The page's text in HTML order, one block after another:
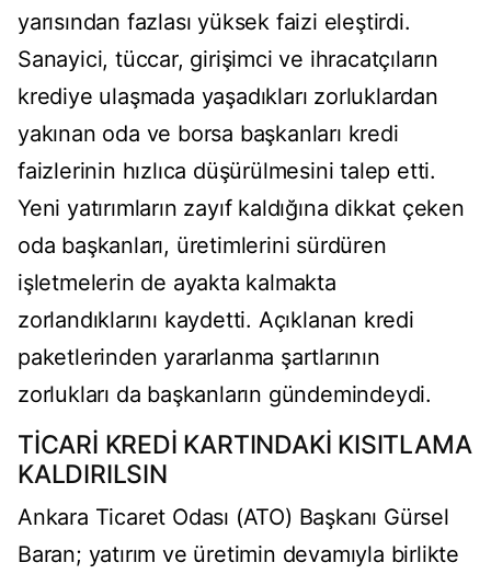
yarısından fazlası yüksek faizi eleştirdi.
Sanayici, tüccar, girişimci ve ihracatçıların
krediye ulaşmada yaşadıkları zorluklardan
yakınan oda ve borsa başkanları kredi
faizlerinin hızlıca düşürülmesini talep etti.
Yeni yatırımların zayıf kaldığına dikkat çeken
oda başkanları, üretimlerini sürdüren
işletmelerin de ayakta kalmakta
zorlandıklarını kaydetti. Açıklanan kredi
paketlerinden yararlanma şartlarının
zorlukları da başkanların gündemindeydi.
TİCARİ KREDİ KARTINDAKİ KISITLAMA
KALDIRILSIN
Ankara Ticaret Odası (ATO) Başkanı Gürsel
Baran; yatırım ve üretimin devamıyla birlikte